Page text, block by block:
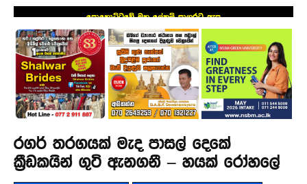
පොහොට්ටුවේ මහ ලේකම් සාගරට ඇප
රගර් තරගයක් මැද පාසල් දෙකේ
ක්‍රීඩකයින් ගුටි ඇනගනී – හයක් රෝහලේ